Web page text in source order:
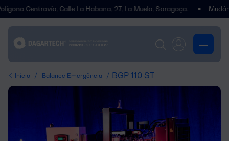
Calle La Habana, 27, La Muela, Saragoça. Mudámos de
Início / Balance Emergência / BGP 110 ST